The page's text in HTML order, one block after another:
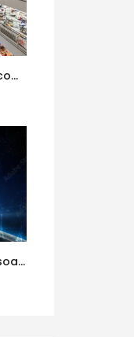
Acordo regulamenta trabalho no comércio em feriados
5G, a tecnologia que conecta pessoas e tudo o que está ao redor